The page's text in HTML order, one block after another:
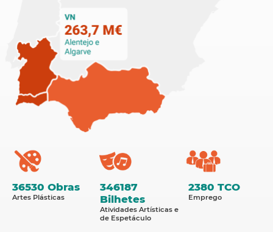
36530 Obras
Artes Plásticas
346187
Bilhetes
Atividades Artísticas e
de Espetáculo
2380 TCO
Emprego